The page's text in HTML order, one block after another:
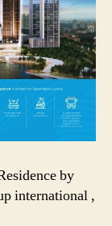
by
international ,